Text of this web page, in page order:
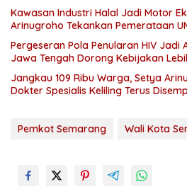
Kawasan Industri Halal Jadi Motor
Arinugroho Tekankan Pemerataan
Pergeseran Pola Penularan HIV Jadi
Jawa Tengah Dorong Kebijakan
Jangkau 109 Ribu Warga, Setya
Dokter Spesialis Keliling Terus
Pemkot Semarang Wali Kota